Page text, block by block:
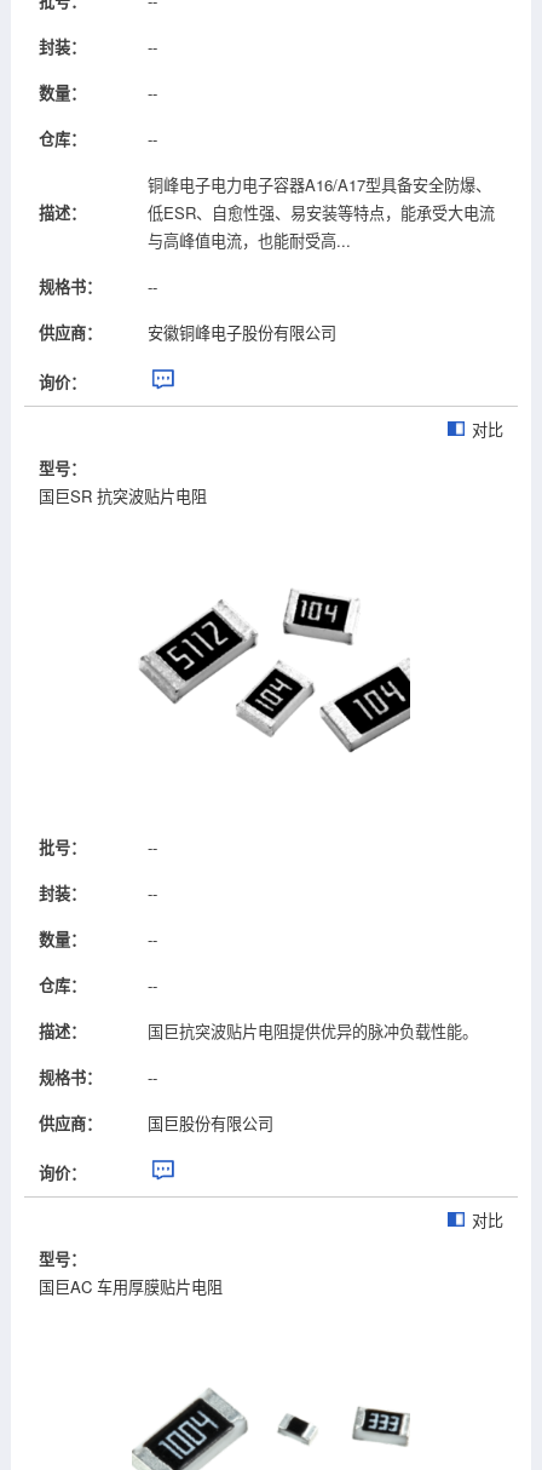
封装：
--
数量：
--
仓库：
--
描述：
铜峰电子电力电子容器A16/A17型具备安全防爆、
低ESR、自愈性强、易安装等特点，能承受大电流
与高峰值电流，也能耐受高...
规格书：
--
供应商：
安徽铜峰电子股份有限公司
询价：
型号：
国巨SR 抗突波贴片电阻
对比
批号：
--
封装：
--
数量：
--
仓库：
--
描述：
国巨抗突波贴片电阻提供优异的脉冲负载性能。
规格书：
--
供应商：
国巨股份有限公司
询价：
型号：
国巨AC 车用厚膜贴片电阻
对比